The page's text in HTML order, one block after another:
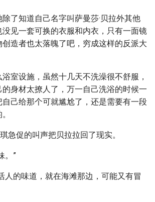
了知道自己名字叫萨曼莎·贝拉外其他
见一套可换的衣服和内衣，只有一面镜
造者也太落魄了吧，穷成这样的反派大
室设施，虽然十几天不洗澡很不舒服，
身材太撩人了，万一自己洗浴的时候一
己给那个可就尴尬了，还是需要有一段
急促的叫声把贝拉拉回了现实。
。”
人的味道，就在海滩那边，可能又有冒